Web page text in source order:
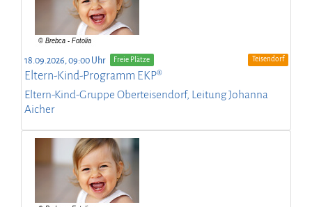
18.09.2026, 09:00 Uhr Freie Plätze Teisendorf
Eltern-Kind-Programm EKP®
Eltern-Kind-Gruppe Oberteisendorf, Leitung Johanna
Aicher